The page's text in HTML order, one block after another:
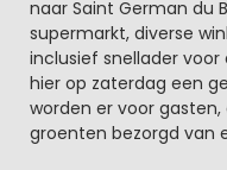
naar Saint German du
supermarkt, diverse
inclusief snellader voor
hier op zaterdag een
worden er voor
groenten bezorgd van